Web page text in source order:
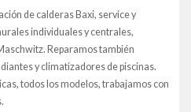
de calderas Baxi, service y
individuales y centrales,
Reparamos también
y climatizadores de piscinas.
todos los modelos, trabajamos con